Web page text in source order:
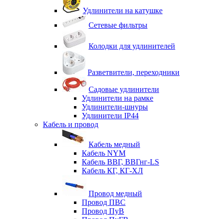
Удлинители на катушке
Сетевые фильтры
Колодки для удлинителей
Разветвители, переходники
Садовые удлинители
Удлинители на рамке
Удлинители-шнуры
Удлинители IP44
Кабель и провод
Кабель медный
Кабель NYM
Кабель ВВГ, ВВГнг-LS
Кабель КГ, КГ-ХЛ
Провод медный
Провод ПВС
Провод ПуВ